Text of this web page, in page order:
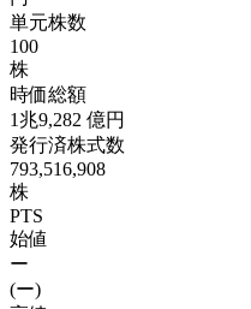
単元株数
100
株
時価総額
1兆9,282 億円
発行済株式数
793,516,908
株
PTS
始値
ー
(ー)